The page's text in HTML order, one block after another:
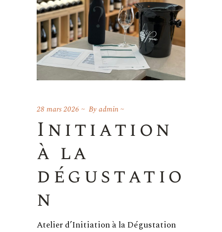
28 mars 2026 Byadmin
Initiation
à la
dégustatio
n
Atelier d’Initiation à la Dégustation